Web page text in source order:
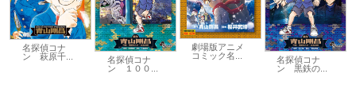
名探偵コナ
ン 萩原千...
名探偵コナ
ン １００...
劇場版アニメ
コミック名...
名探偵コナ
ン 黒鉄の...